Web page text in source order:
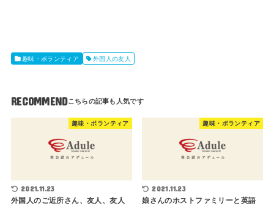
趣味・ボランティア 外国人の友人
RECOMMEND
趣味・ボランティア
2021.11.23
外国人のご近所さん、友人、友人
趣味・ボランティア
2021.11.23
娘さんのホストファミリーと英語